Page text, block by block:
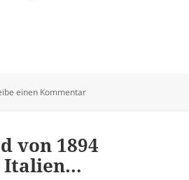
einen Kommentarzu Victoria Motorrad
von 1894
Italien…